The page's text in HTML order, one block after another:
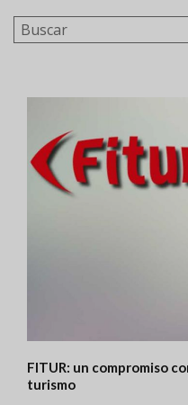
Buscar
FITUR: un compromiso
turismo